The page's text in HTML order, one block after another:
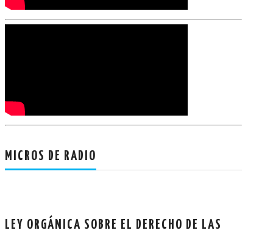
MICROS DE RADIO
LEY ORGÁNICA SOBRE EL DERECHO DE LAS